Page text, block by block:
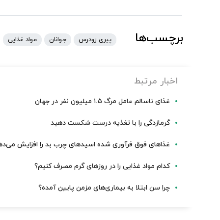
برچسب‌ها پیری زودرس جوانان مواد غذایی
اخبار مرتبط
غذای ناسالم عامل مرگ ۱.۵ میلیون نفر در جهان
گرمازدگی را با تغذیه درست شکست دهید
غذاهای فوق فرآوری شده اسیدهای چرب بد را افزایش
کدام مواد غذایی را در روزهای گرم مصرف کنیم؟
چرا سن ابتلا به بیماری‌های مزمن پایین آمده؟